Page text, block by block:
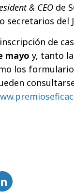
& CEO de
secretarios del
de
mayo y, tanto
los